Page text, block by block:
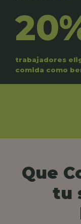
trabajadores
comida como
Que
tu